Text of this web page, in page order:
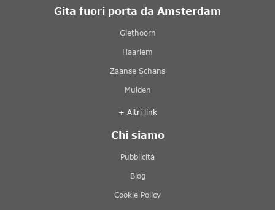
Gita fuori porta da Amsterdam
Giethoorn
Haarlem
Zaanse Schans
Muiden
+ Altri link
Chi siamo
Pubblicità
Blog
Cookie Policy